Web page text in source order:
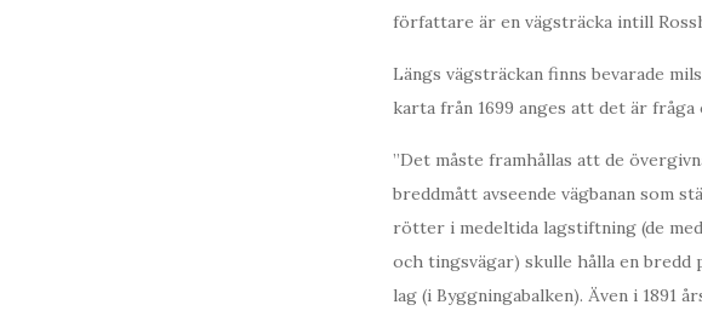
författare är en vägsträcka intill
Längs vägsträckan finns bevarade
karta från 1699 anges att det är fråga
”Det måste framhållas att de
breddmått avseende vägbanan som
rötter i medeltida lagstiftning (de
och tingsvägar) skulle hålla en bredd
lag (i Byggningabalken). Även i 1891